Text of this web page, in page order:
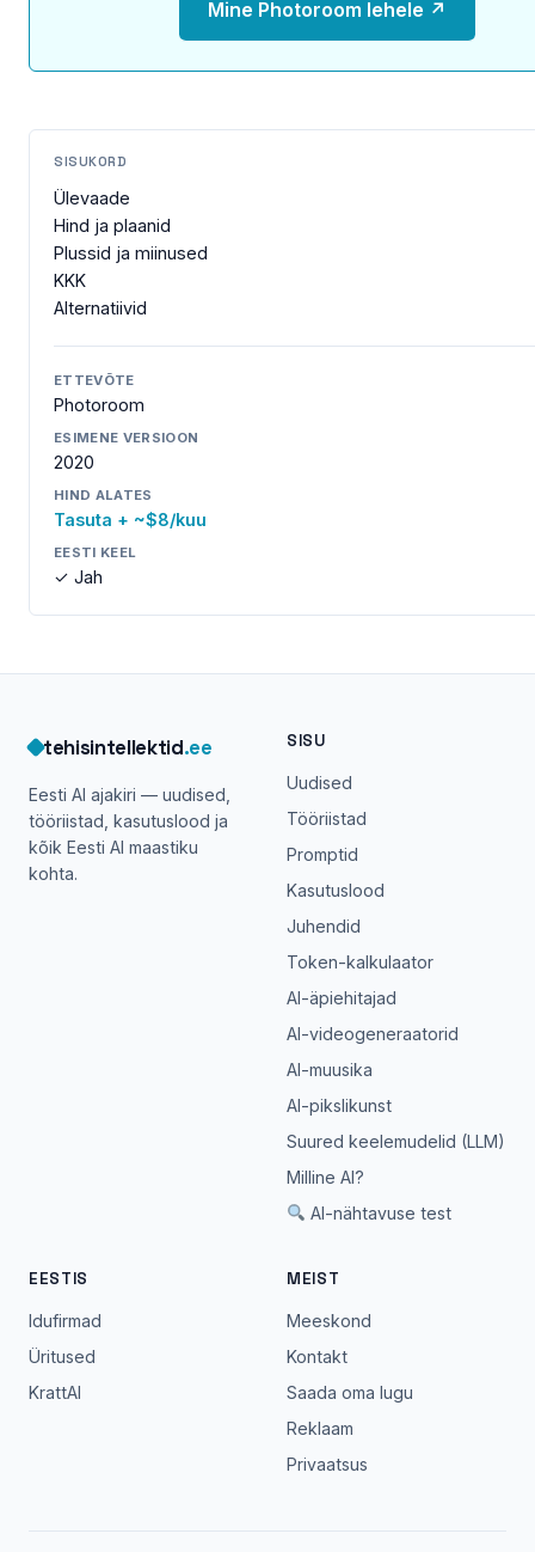
Mine Photoroom lehele ↗
SISUKORD
Ülevaade
Hind ja plaanid
Plussid ja miinused
KKK
Alternatiivid
ETTEVÕTE
Photoroom
ESIMENE VERSIOON
2020
HIND ALATES
Tasuta + ~$8/kuu
EESTI KEEL
✓ Jah
tehisintellektid.ee
Eesti AI ajakiri — uudised,
tööriistad, kasutuslood ja
kõik Eesti AI maastiku
kohta.
SISU
Uudised
Tööriistad
Promptid
Kasutuslood
Juhendid
Token-kalkulaator
AI-äpiehitajad
AI-videogeneraatorid
AI-muusika
AI-pikslikunst
Suured keelemudelid (LLM)
Milline AI?
AI-nähtavuse test
EESTIS
Idufirmad
Üritused
KrattAI
MEIST
Meeskond
Kontakt
Saada oma lugu
Reklaam
Privaatsus